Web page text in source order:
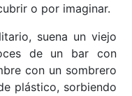
o por imaginar.
suena un viejo
de un bar con
con un sombrero
plástico, sorbiendo